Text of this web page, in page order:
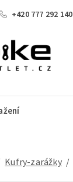
+420 777 292 140
kufry-zarážky /